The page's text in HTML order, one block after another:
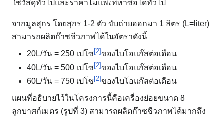
ใช้วัสดุทั่วไปและราคาไม่แพงที่หาซื้อได้ทั่วไป
จากมูลสุกร โดยสุกร 1-2 ตัว ขับถ่ายออกมา 1 ลิตร (L=liter)
สามารถผลิตก๊าซชีวภาพได้ในอัตราดังนี้
20L/วัน = 250 เปโซ[2]ของไบโอแก๊สต่อเดือน
40L/วัน = 500 เปโซ[2]ของไบโอแก๊สต่อเดือน
60L/วัน = 750 เปโซ [2]ของไบโอแก๊สต่อเดือน
แผนที่อธิบายไว้ในโครงการนี้คือเครื่องย่อยขนาด 8
ลูกบาศก์เมตร (รูปที่ 3) สามารถผลิตก๊าซชีวภาพได้มากถึง